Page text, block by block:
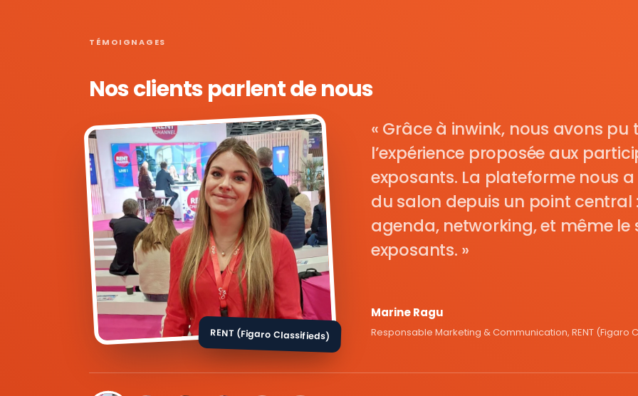
TÉMOIGNAGES
Nos clients parlent de nous
RENT (Figaro Classifieds)
Grâce à inwink, nous avons
l’expérience proposée aux
exposants. La plateforme nous
du salon depuis un point central
agenda, networking, et même le
exposants.
Marine Ragu
Responsable Marketing & Communication, RENT (Figaro